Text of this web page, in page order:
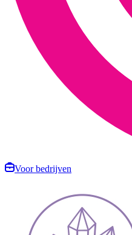
Voor bedrijven